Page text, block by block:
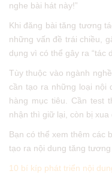
nghe bài hát này!”
Khi đăng bài tăng tương
những vấn đề trái chiều,
dụng vì có thể gây ra “tác
Tùy thuộc vào ngành
cần tạo ra những loại nội
hàng mục tiêu. Cần test
nhận thì giữ lại, còn bị xua
Bạn có thể xem thêm các
tạo ra nội dung tăng
10 bí kíp phát triển nội